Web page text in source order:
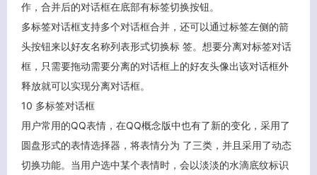
作，合并后的对话框在底部有标签切换按钮。
多标签对话框支持多个对话框合并，还可以通过标签左侧的箭
头按钮来以好友名称列表形式切换标 签。想要分离对标签对话
框，只需要拖动需要分离的对话框上的好友头像出该对话框外
释放就可以实现分离对话框。
10 多标签对话框
用户常用的QQ表情，在QQ概念版中也有了新的变化，采用了
圆盘形式的表情选择器，将表情分为 了三类，并且采用了动态
切换功能。当用户选中某个表情时，会以淡淡的水滴底纹标识
关闭弹窗